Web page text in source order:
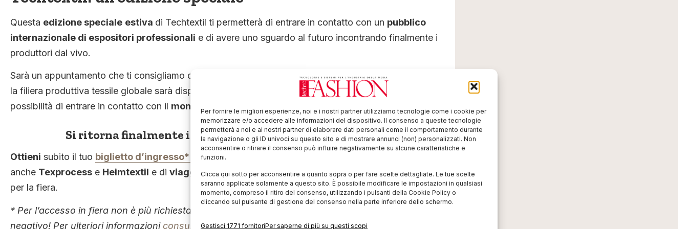
Per fornire le migliori esperienze, noi e i nostri partner utilizziamo tecnologie come i cookie per
memorizzare e/o accedere alle informazioni del dispositivo. Il consenso a queste tecnologie
permetterà a noi e ai nostri partner di elaborare dati personali come il comportamento durante
la navigazione o gli ID univoci su questo sito e di mostrare annunci (non) personalizzati. Non
acconsentire o ritirare il consenso può influire negativamente su alcune caratteristiche e
funzioni.
Clicca qui sotto per acconsentire a quanto sopra o per fare scelte dettagliate. Le tue scelte
saranno applicate solamente a questo sito. È possibile modificare le impostazioni in qualsiasi
momento, compreso il ritiro del consenso, utilizzando i pulsanti della Cookie Policy o
cliccando sul pulsante di gestione del consenso nella parte inferiore dello schermo.
Gestisci 1771 fornitoriPer saperne di più su questi scopi
Questa edizione speciale estiva di Techtextil ti permetterà di entrare in contatto con un pubblico
internazionale di espositori professionali e di avere uno sguardo al futuro incontrando finalmente i
produttori dal vivo.
Sarà un appuntamento che ti consigliamo di non perdere: infatti, grazie allesinergie tra le 3 fiere
la filiera produttiva tessile globale sarà disponibile in un
unico grande evento fieristicoe avrai la
possibilità di entrare in contatto con il mondo del tessuto a 360 gradi .
Si ritorna finalmente in fiera, non perdere questa occasione!
Ottieni subito il tuo biglietto d’ingresso* onlineche ti permette di
anche Texprocess e Heimtextil e di viaggiare gratuitamentesuimezzi pubblicidi Francoforte da e
per la fiera.
* Per l’accesso in fiera non è più richiesta nessuna prova di vaccinazione, guarigione o tampone
negativo! Per ulteriori informazioni consulta questo sito.